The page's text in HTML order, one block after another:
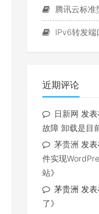
腾讯云标准型
IPv6转发端口至
近期评论
日新网 发
故障 卸载是目
茅贵洲 发
件实现
站》
茅贵洲 发
了》